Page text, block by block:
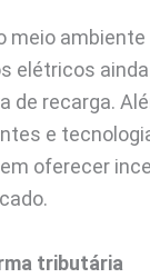
elétricos
recarga.
e
oferecer
tributária